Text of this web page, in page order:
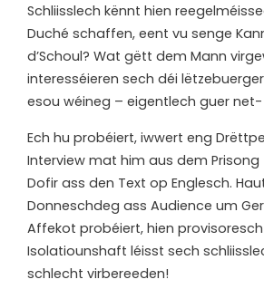
Schliisslech kënnt hien
Duché schaffen, eent vu senge
d’Schoul? Wat gëtt dem Mann
interesséieren sech déi
esou wéineg – eigentlech guer net-
Ech hu probéiert, iwwert eng
Interview mat him aus dem Prisong
Dofir ass den Text op Englesch.
Donneschdeg ass Audience um
Affekot probéiert, hien provisoresch
Isolatiounshaft léisst sech
schlecht virbereeden!